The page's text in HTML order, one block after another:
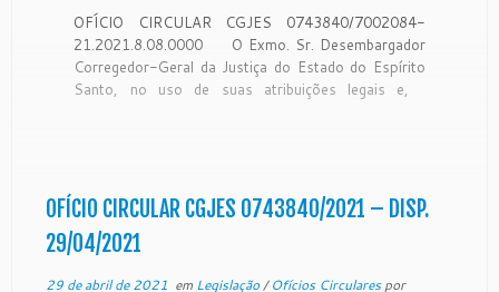
OFÍCIO CIRCULAR CGJES 0743840/7002084-
21.2021.8.08.0000 O Exmo. Sr. Desembargador
Corregedor-Geral da Justiça do Estado do Espírito
Santo, no uso de suas atribuições legais e,
OFÍCIO CIRCULAR CGJES 0743840/2021 – DISP.
29/04/2021
29 de abril de 2021 em Legislação/Ofícios Circularespor